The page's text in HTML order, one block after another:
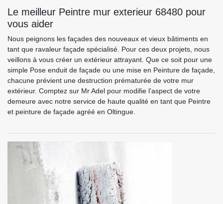
Le meilleur Peintre mur exterieur 68480 pour
vous aider
Nous peignons les façades des nouveaux et vieux bâtiments en
tant que ravaleur façade spécialisé. Pour ces deux projets, nous
veillons à vous créer un extérieur attrayant. Que ce soit pour une
simple Pose enduit de façade ou une mise en Peinture de façade,
chacune prévient une destruction prématurée de votre mur
extérieur. Comptez sur Mr Adel pour modifie l’aspect de votre
demeure avec notre service de haute qualité en tant que Peintre
et peinture de façade agréé en Oltingue.